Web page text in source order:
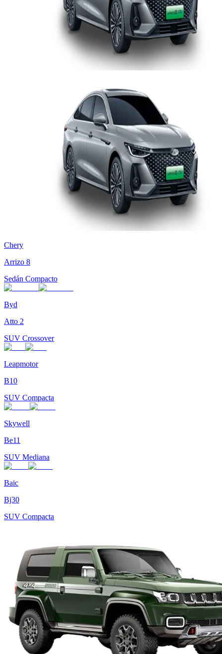
Chery
Arrizo 8
Sedán Compacto
Byd
Atto 2
SUV Crossover
Leapmotor
B10
SUV Compacta
Skywell
Be11
SUV Mediana
Baic
Bj30
SUV Compacta